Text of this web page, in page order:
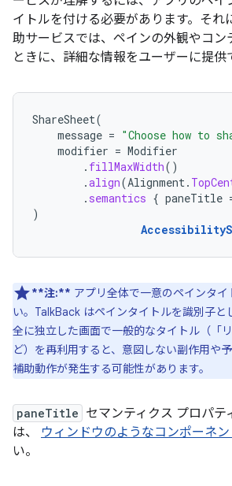
イトルを付ける必要があります。それ
助サービスでは、ペインの外観やコン
ときに、詳細な情報をユーザーに提供
ShareSheet(
message = "Choose how to
modifier = Modifier
. fillMaxWidth()
.align(Alignment.
. semantics { paneTitle
)
**注:** アプリ全体で一意のペインタ
い。TalkBack はペインタイトルを識別子と
全に独立した画面で一般的なタイトル（「
ど）を再利用すると、意図しない副作用や
補助動作が発生する可能性があります。
paneTitle セマンティクス プロパテ
は、 ウィンドウのようなコンポーネン
い。